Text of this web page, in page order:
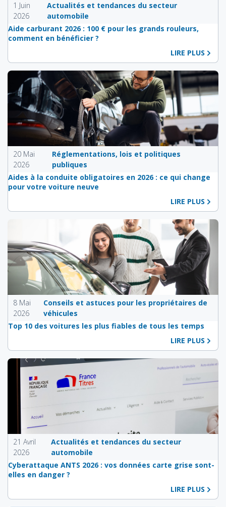
1 Juin
2026
Actualités et tendances du secteur
automobile
Aide carburant 2026 : 100 € pour les grands rouleurs,
comment en bénéficier ?
LIRE PLUS
20 Mai
2026
Réglementations, lois et politiques
publiques
Aides à la conduite obligatoires en 2026 : ce qui change
pour votre voiture neuve
LIRE PLUS
8 Mai
2026
Conseils et astuces pour les propriétaires de
véhicules
Top 10 des voitures les plus fiables de tous les temps
LIRE PLUS
21 Avril
2026
Actualités et tendances du secteur
automobile
Cyberattaque ANTS 2026 : vos données carte grise sont-
elles en danger ?
LIRE PLUS